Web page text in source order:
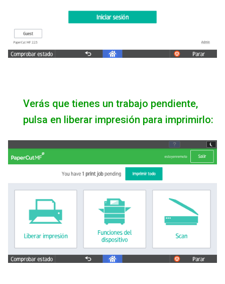
Verás que tienes un trabajo pendiente,
pulsa en liberar impresión para imprimirlo: